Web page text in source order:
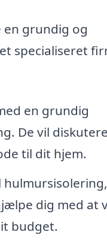
grundig og
specialiseret
en grundig
De vil
til dit hjem.
dig med at
budget.